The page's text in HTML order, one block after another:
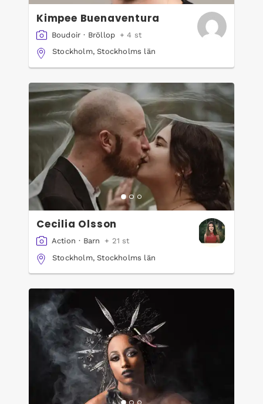
Kimpee Buenaventura
Boudoir · Bröllop + 4 st
Stockholm, Stockholms län
Cecilia Olsson
Action · Barn
+ 21 st
Stockholm, Stockholms län